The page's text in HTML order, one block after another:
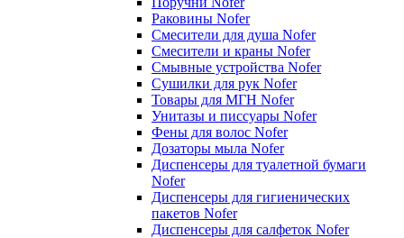
Раковины Nofer
Смесители для душа Nofer
Смесители и краны Nofer
Смывные устройства Nofer
Сушилки для рук Nofer
Товары для МГН Nofer
Унитазы и писсуары Nofer
Фены для волос Nofer
Дозаторы мыла Nofer
Диспенсеры для туалетной бумаги
Nofer
Диспенсеры для гигиенических
пакетов Nofer
Диспенсеры для салфеток Nofer